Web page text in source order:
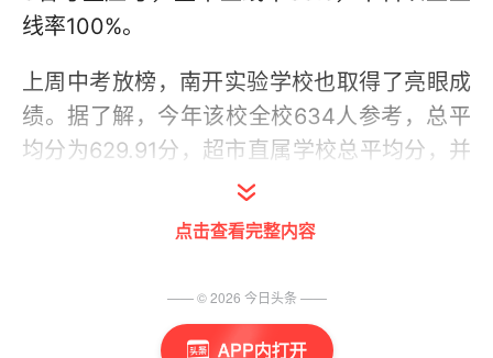
APP内打开
线率100%。
上周中考放榜，南开实验学校也取得了亮眼成
绩。据了解，今年该校全校634人参考，总平
均分为629.91分，超市直属学校总平均分，并
超过市平均分60.15分。值得一的是，在高分
段尖子生中，该校中考700分以上136人，720
分，优秀率达到98.42%。该校尖子生中考最
高分为757分。此外，单科状元方面，该校学
点击查看完整内容
—— ©2026 今日头条 ——